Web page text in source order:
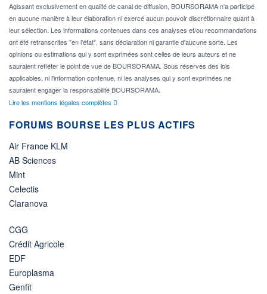
Agissant exclusivement en qualité de canal de diffusion, BOURSORAMA n'a participé
en aucune manière à leur élaboration ni exercé aucun pouvoir discrétionnaire quant à
leur sélection. Les informations contenues dans ces analyses et/ou recommandations
ont été retranscrites "en l'état", sans déclaration ni garantie d'aucune sorte. Les
opinions ou estimations qui y sont exprimées sont celles de leurs auteurs et ne
sauraient refléter le point de vue de BOURSORAMA. Sous réserves des lois
applicables, ni l'information contenue, ni les analyses qui y sont exprimées ne
sauraient engager la responsabilité BOURSORAMA.
Lire les mentions légales complètes
FORUMS BOURSE LES PLUS ACTIFS
Air France KLM
AB Sciences
Mint
Celectis
Claranova
CGG
Crédit Agricole
EDF
Europlasma
Genfit